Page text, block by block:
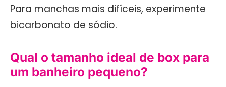
Para manchas mais difíceis, experimente
bicarbonato de sódio.
Qual o tamanho ideal de box para
um banheiro pequeno?